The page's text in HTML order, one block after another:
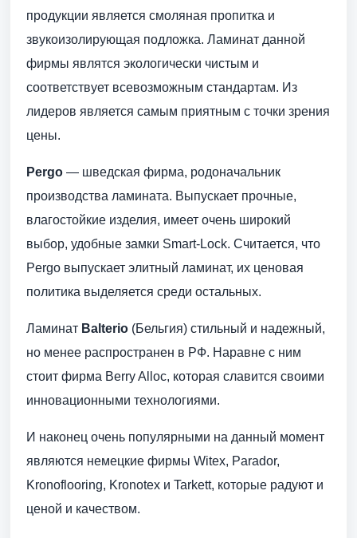
продукции является смоляная пропитка и
звукоизолирующая подложка. Ламинат данной
фирмы являтся экологически чистым и
соответствует всевозможным стандартам. Из
лидеров является самым приятным с точки зрения
цены.
Pergo — шведская фирма, родоначальник
производства ламината. Выпускает прочные,
влагостойкие изделия, имеет очень широкий
выбор, удобные замки Smart-Lock. Считается, что
Pergo выпускает элитный ламинат, их ценовая
политика выделяется среди остальных.
Ламинат Balterio (Бельгия) стильный и надежный,
но менее распространен в РФ. Наравне с ним
стоит фирма Berry Alloc, которая славится своими
инновационными технологиями.
И наконец очень популярными на данный момент
являются немецкие фирмы Witex, Parador,
Kronoflooring, Kronotex и Tarkett, которые радуют и
ценой и качеством.